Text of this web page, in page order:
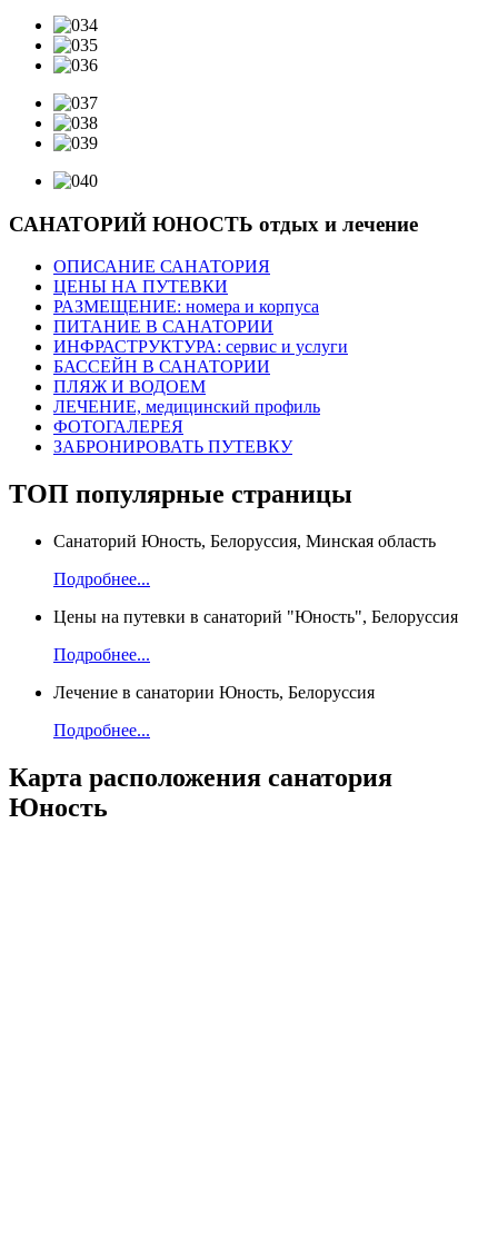
САНАТОРИЙ ЮНОСТЬ отдых и лечение
ОПИСАНИЕ САНАТОРИЯ
ЦЕНЫ НА ПУТЕВКИ
РАЗМЕЩЕНИЕ: номера и корпуса
ПИТАНИЕ В САНАТОРИИ
ИНФРАСТРУКТУРА: сервис и услуги
БАССЕЙН В САНАТОРИИ
ПЛЯЖ И ВОДОЕМ
ЛЕЧЕНИЕ, медицинский профиль
ФОТОГАЛЕРЕЯ
ЗАБРОНИРОВАТЬ ПУТЕВКУ
ТОП популярные страницы
Санаторий Юность, Белоруссия, Минская область
Подробнее...
Цены на путевки в санаторий "Юность", Белоруссия
Подробнее...
Лечение в санатории Юность, Белоруссия
Подробнее...
Карта расположения санатория
Юность